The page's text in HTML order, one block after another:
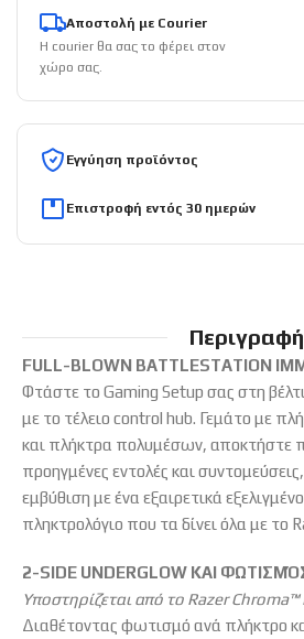
Αποστολή με Courier
Η courier θα σας το φέρει στον
χώρο σας.
Εγγύηση προϊόντος
Επιστροφή εντός 30 ημερών
Περιγραφή
FULL-BLOWN BATTLESTATION
Φτάστε το Gaming Setup σας στη
με το τέλειο control hub. Γεμάτο με
και πλήκτρα πολυμέσων, αποκτήστε
προηγμένες εντολές και
εμβύθιση με ένα εξαιρετικά
πληκτρολόγιο που τα δίνει όλα με το
2-SIDE UNDERGLOW ΚΑΙ
Υποστηρίζεται από το Razer Chroma™
Διαθέτοντας φωτισμό ανά πλήκτρο